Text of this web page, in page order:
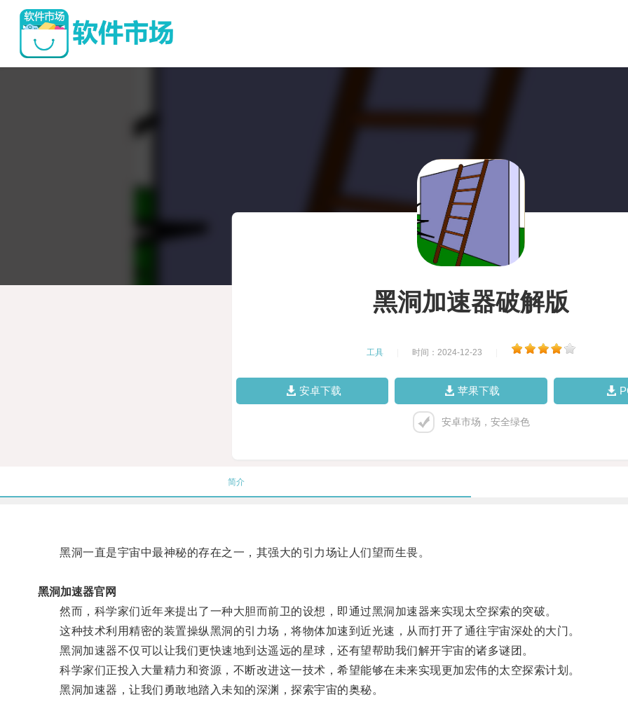
黑洞加速器破解版
工具 时间：2024-12-23
安卓下载 苹果下载
安卓市场，安全绿色
简介
黑洞一直是宇宙中最神秘的存在之一，其强大的引力场让人们望而生畏。
黑洞加速器官网
然而，科学家们近年来提出了一种大胆而前卫的设想，即通过黑洞加速器来实现太空探索的突破。
这种技术利用精密的装置操纵黑洞的引力场，将物体加速到近光速，从而打开了通往宇宙深处的大门。
黑洞加速器不仅可以让我们更快速地到达遥远的星球，还有望帮助我们解开宇宙的诸多谜团。
科学家们正投入大量精力和资源，不断改进这一技术，希望能够在未来实现更加宏伟的太空探索计划。
黑洞加速器，让我们勇敢地踏入未知的深渊，探索宇宙的奥秘。